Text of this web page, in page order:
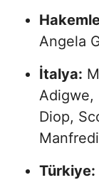
Angela
İtalya:
Adigwe,
Diop,
Türkiye: